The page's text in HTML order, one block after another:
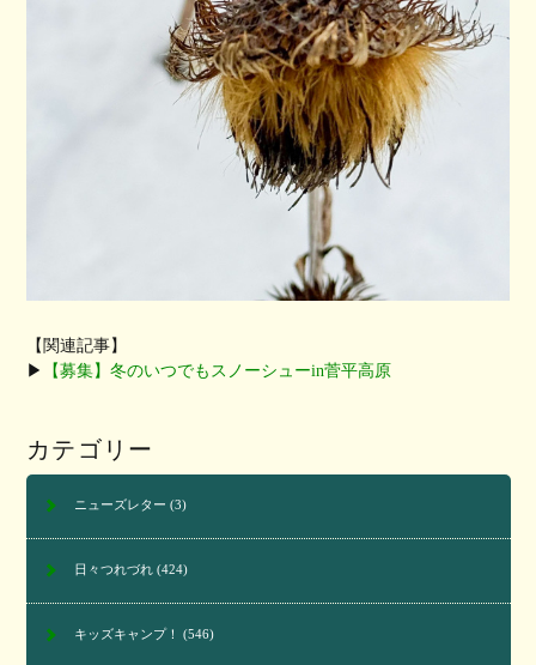
【関連記事】
▶︎
【募集】 冬のいつでもスノーシューin菅平高原
カテゴリー
ニューズレター (3)
日々つれづれ(424)
キッズキャンプ！ (546)